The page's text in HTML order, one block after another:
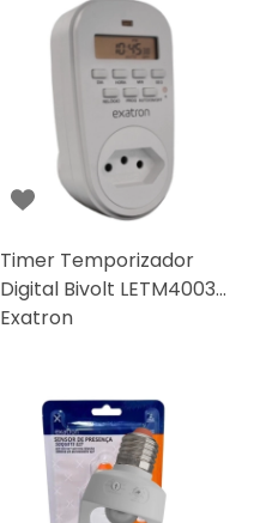
Timer Temporizador
Digital Bivolt LETM4003
Exatron